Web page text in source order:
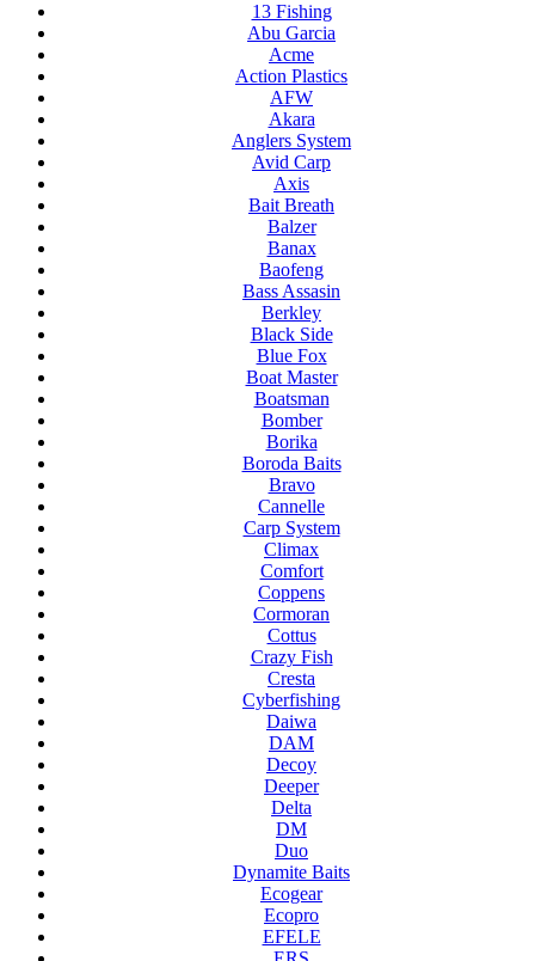
13 Fishing
Abu Garcia
Acme
Action Plastics
AFW
Akara
Anglers System
Avid Carp
Axis
Bait Breath
Balzer
Banax
Baofeng
Bass Assasin
Berkley
Black Side
Blue Fox
Boat Master
Boatsman
Bomber
Borika
Boroda Baits
Bravo
Cannelle
Carp System
Climax
Comfort
Coppens
Cormoran
Cottus
Crazy Fish
Cresta
Cyberfishing
Daiwa
DAM
Decoy
Deeper
Delta
DM
Duo
Dynamite Baits
Ecogear
Ecopro
EFELE